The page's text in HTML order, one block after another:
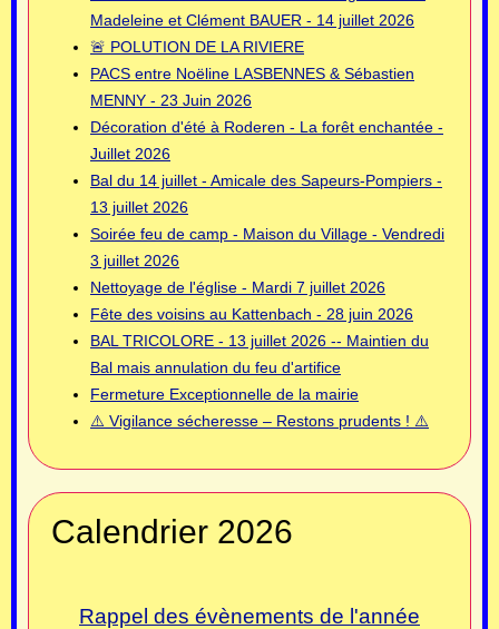
Madeleine et Clément BAUER - 14 juillet 2026
🚨 POLUTION DE LA RIVIERE
PACS entre Noëline LASBENNES & Sébastien
MENNY - 23 Juin 2026
Décoration d'été à Roderen - La forêt enchantée -
Juillet 2026
Bal du 14 juillet - Amicale des Sapeurs-Pompiers -
13 juillet 2026
Soirée feu de camp - Maison du Village - Vendredi
3 juillet 2026
Nettoyage de l'église - Mardi 7 juillet 2026
Fête des voisins au Kattenbach - 28 juin 2026
BAL TRICOLORE - 13 juillet 2026 -- Maintien du
Bal mais annulation du feu d'artifice
Fermeture Exceptionnelle de la mairie
⚠️ Vigilance sécheresse – Restons prudents ! ⚠️
Calendrier 2026
Rappel des évènements de l'année